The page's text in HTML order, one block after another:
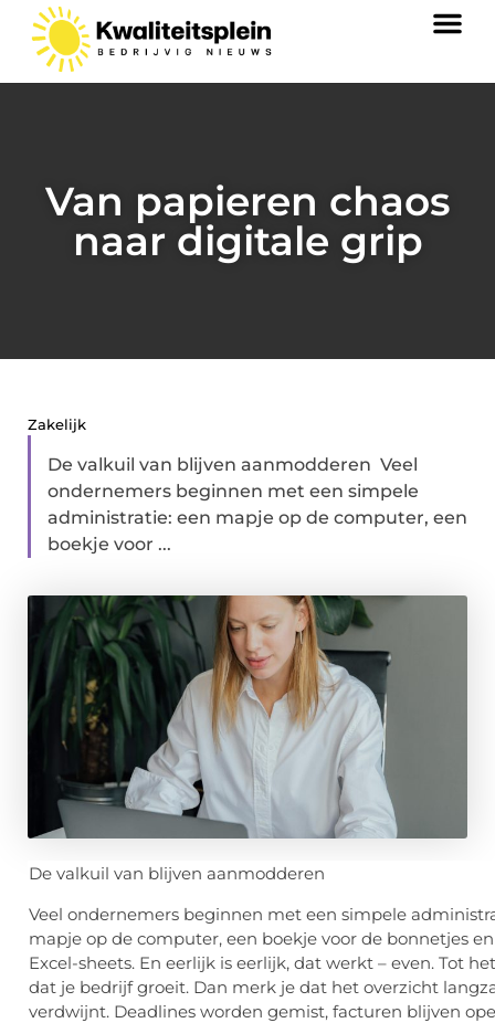
Van papieren chaos
naar digitale grip
Zakelijk
De valkuil van blijven aanmodderen Veel
ondernemers beginnen met een simpele
administratie: een mapje op de computer, een
boekje voor ...
De valkuil van blijven aanmodderen
Veel ondernemers beginnen met een simpele
mapje op de computer, een boekje voor de bonnetjes
Excel-sheets. En eerlijk is eerlijk, dat werkt – even. Tot
dat je bedrijf groeit. Dan merk je dat het overzicht
verdwijnt. Deadlines worden gemist, facturen blijven